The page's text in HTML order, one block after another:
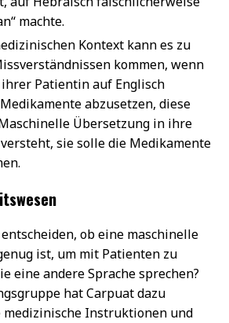
machte.
Kontext kann es zu
kommen, wenn
Patientin auf Englisch
abzusetzen, diese
Übersetzung in ihre
sie solle die Medikamente
ob eine maschinelle
ist, um mit Patienten zu
eine andere Sprache sprechen?
hat Carpuat dazu
medizinische Instruktionen und